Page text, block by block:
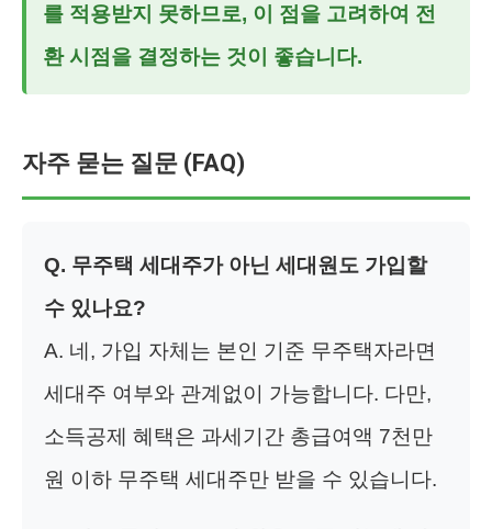
를 적용받지 못하므로, 이 점을 고려하여 전
환 시점을 결정하는 것이 좋습니다.
자주 묻는 질문 (FAQ)
Q. 무주택 세대주가 아닌 세대원도 가입할
수 있나요?
A. 네, 가입 자체는 본인 기준 무주택자라면
세대주 여부와 관계없이 가능합니다. 다만,
소득공제 혜택은 과세기간 총급여액 7천만
원 이하 무주택 세대주만 받을 수 있습니다.